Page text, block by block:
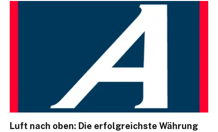
Luft nach oben: Die erfolgreichste Währung